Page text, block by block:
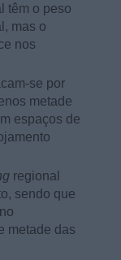
têm o peso
mas o
nos
se por
metade
espaços de
regional
sendo que
metade das